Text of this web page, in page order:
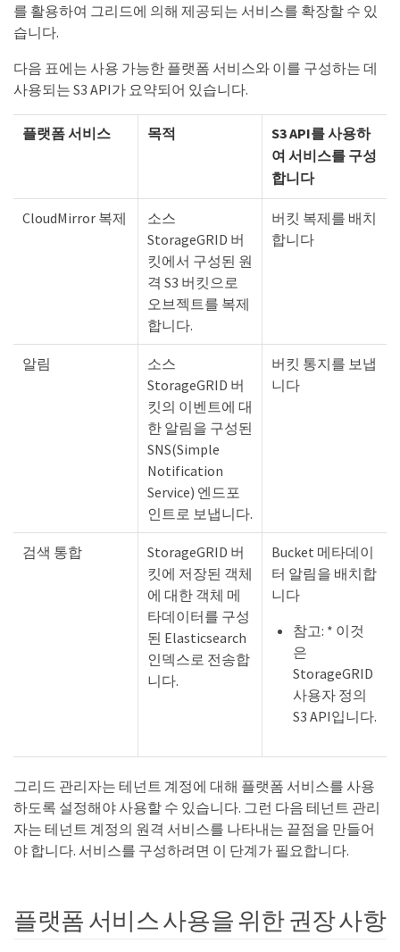
를 활용하여 그리드에 의해 제공되는 서비스를 확장할 수 있
습니다.
다음 표에는 사용 가능한 플랫폼 서비스와 이를 구성하는 데
사용되는 S3 API가 요약되어 있습니다.
플랫폼 서비스 목적
S3 API를 사용하
여 서비스를 구성
합니다
CloudMirror 복제
소스
StorageGRID 버
킷에서 구성된 원
격 S3 버킷으로
오브젝트를 복제
합니다.
버킷 복제를 배치
합니다
알림
소스
StorageGRID 버
킷의 이벤트에 대
한 알림을 구성된
SNS(Simple
Notification
Service) 엔드포
인트로 보냅니다.
버킷 통지를 보냅
니다
검색 통합
StorageGRID 버
킷에 저장된 객체
에 대한 객체 메
타데이터를 구성
된 Elasticsearch
인덱스로 전송합
니다.
Bucket 메타데이
터 알림을 배치합
니다
참고: * 이것
은
StorageGRID
사용자 정의
S3 API입니다.
그리드 관리자는 테넌트 계정에 대해 플랫폼 서비스를 사용
하도록 설정해야 사용할 수 있습니다. 그런 다음 테넌트 관리
자는 테넌트 계정의 원격 서비스를 나타내는 끝점을 만들어
야 합니다. 서비스를 구성하려면 이 단계가 필요합니다.
플랫폼 서비스 사용을 위한 권장 사항